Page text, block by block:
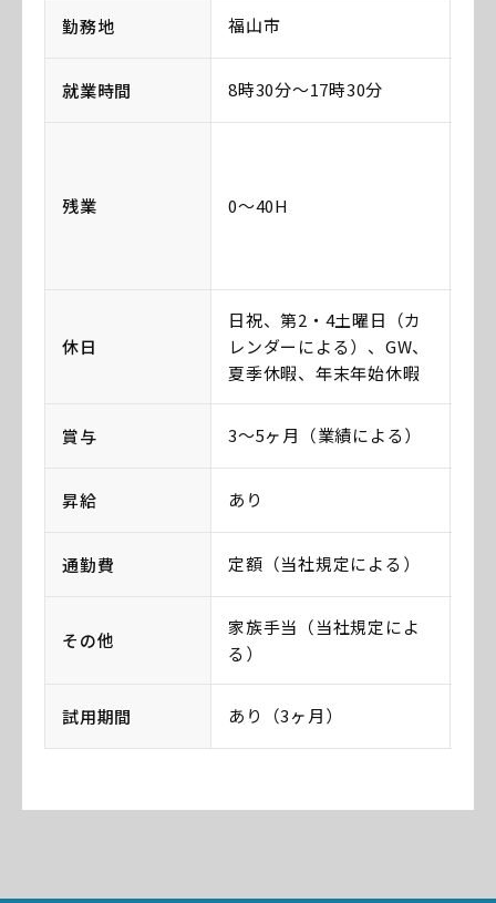
勤務地 福山市
就業時間 8時30分〜17時30分
残業 0〜40H
休日
日祝、第2・4土曜日（カ
レンダーによる）、GW、
夏季休暇、年末年始休暇
賞与 3〜5ヶ月（業績による）
昇給 あり
通勤費 定額（当社規定による）
その他
家族手当（当社規定によ
る）
試用期間 あり（3ヶ月）